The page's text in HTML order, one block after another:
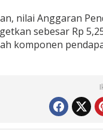
nilai Anggaran
sebesar Rp
komponen